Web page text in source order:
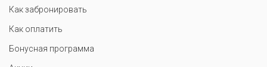
Как забронировать
Как оплатить
Бонусная программа